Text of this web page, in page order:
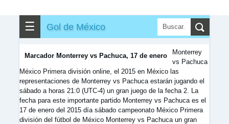
☰ Gol de México
Marcador Monterrey vs Pachuca, 17 de enero
Monterrey
vs Pachuca
México Primera división online, el 2015 en México las
representaciones de Monterrey vs Pachuca estarán jugando el
sábado a horas 21:0 (UTC-4) un gran juego de la fecha 2. La
fecha para este importante partido Monterrey vs Pachuca es el
17 de enero del 2015 día sábado campeonato México Primera
división del fútbol de México Monterrey vs Pachuca un gran
✎ Otros ▼